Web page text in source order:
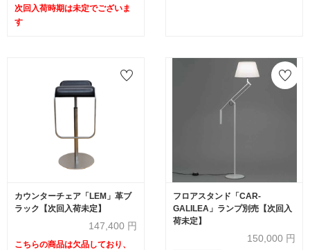
次回入荷時期は未定でございま
す
カウンターチェア「LEM」革ブ
ラック【次回入荷未定】
147,400 円
こちらの商品は欠品しており、
フロアスタンド「CAR-
GALILEA」ランプ別売【次回入
荷未定】
150,000 円